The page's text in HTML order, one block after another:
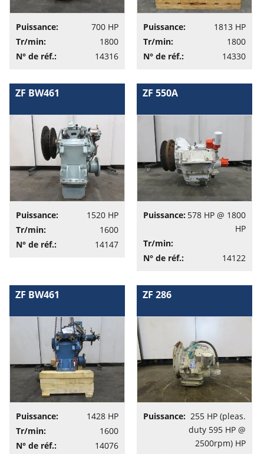
Puissance:
700 HP
Tr/min:
1800
N° de réf.:
14316
Puissance:
1813 HP
Tr/min:
1800
N° de réf.:
14330
ZF BW461
Puissance:
1520 HP
Tr/min:
1600
N° de réf.:
14147
ZF 550A
Puissance: 578 HP @ 1800
HP
Tr/min:
N° de réf.:
14122
ZF BW461
Puissance:
1428 HP
Tr/min:
1600
N° de réf.:
14076
ZF 286
Puissance: 255 HP (pleas.
duty 595 HP @
2500rpm) HP